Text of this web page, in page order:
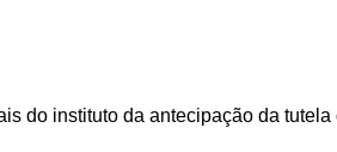
do instituto da antecipação da tutela